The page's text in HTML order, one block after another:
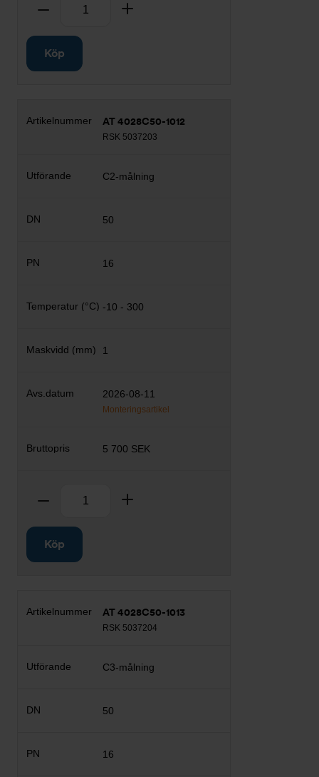
Ta bort
Köp
AT 4028C50-1012
RSK 5037203
C2-målning
50
16
-10 - 300
1
2026-08-11
Monteringsartikel
5 700 SEK
Ta bort
Köp
AT 4028C50-1013
RSK 5037204
C3-målning
50
16